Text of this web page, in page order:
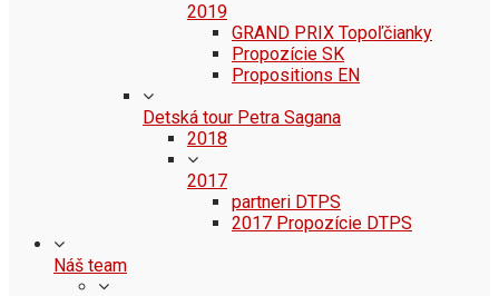
2019
GRAND PRIX Topoľčianky
Propozície SK
Propositions EN
Detská tour Petra Sagana
2018
2017
partneri DTPS
2017 Propozície DTPS
Náš team